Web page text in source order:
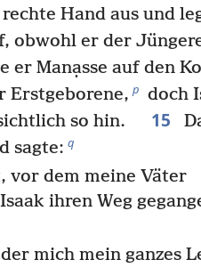
Hand aus und
obwohl er der
er Manạsse auf den
Erstgeborene, p doch
so hin.
15
sagte: q
vor dem meine Väter
ihren Weg
mich mein ganzes